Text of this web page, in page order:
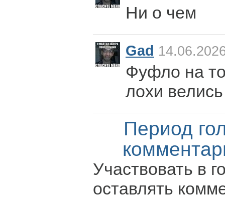
Ни о чем
Gad
Фуфло на
лохи велись
Период
Участвовать в
оставлять